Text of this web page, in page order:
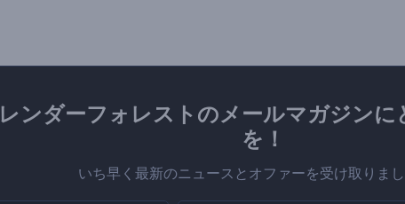
レンダーフォレストのメールマガジンに
を！
いち早く最新のニュースとオファーを受け取りまし